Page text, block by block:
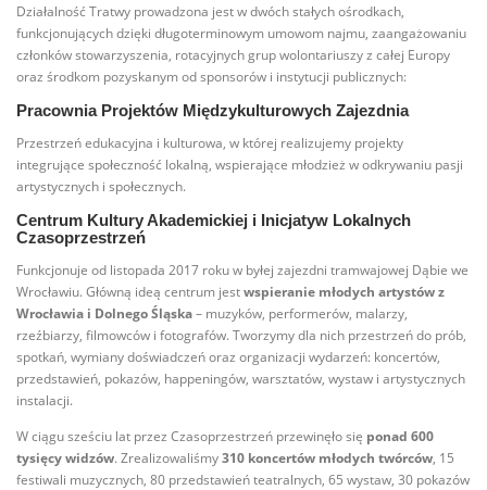
Działalność Tratwy prowadzona jest w dwóch stałych ośrodkach,
funkcjonujących dzięki długoterminowym umowom najmu, zaangażowaniu
członków stowarzyszenia, rotacyjnych grup wolontariuszy z całej Europy
oraz środkom pozyskanym od sponsorów i instytucji publicznych:
Pracownia Projektów Międzykulturowych Zajezdnia
Przestrzeń edukacyjna i kulturowa, w której realizujemy projekty
integrujące społeczność lokalną, wspierające młodzież w odkrywaniu pasji
artystycznych i społecznych.
Centrum Kultury Akademickiej i Inicjatyw Lokalnych
Czasoprzestrzeń
Funkcjonuje od listopada 2017 roku w byłej zajezdni tramwajowej Dąbie we
Wrocławiu. Główną ideą centrum jestwspieranie młodych artystów z
Wrocławia i Dolnego Śląska– muzyków, performerów, malarzy,
rzeźbiarzy, filmowców i fotografów. Tworzymy dla nich przestrzeń do prób,
spotkań, wymiany doświadczeń oraz organizacji wydarzeń: koncertów,
przedstawień, pokazów, happeningów, warsztatów, wystaw i artystycznych
instalacji.
W ciągu sześciu lat przez Czasoprzestrzeń przewinęło się ponad 600
tysięcy widzów. Zrealizowaliśmy310 koncertów młodych twórców, 15
festiwali muzycznych, 80 przedstawień teatralnych, 65 wystaw, 30 pokazów